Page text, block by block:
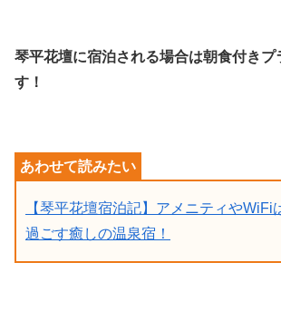
琴平花壇に宿泊される場合は朝食付きプ
す！
【琴平花壇宿泊記】アメニティやWiFi
過ごす癒しの温泉宿！